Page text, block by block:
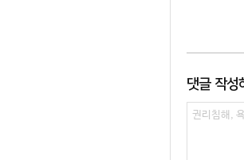
댓글 작성